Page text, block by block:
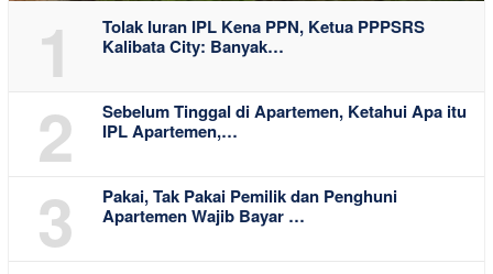
1
Tolak Iuran IPL Kena PPN, Ketua PPPSRS
Kalibata City: Banyak…
2
Sebelum Tinggal di Apartemen, Ketahui Apa itu
IPL Apartemen,…
3
Pakai, Tak Pakai Pemilik dan Penghuni
Apartemen Wajib Bayar …